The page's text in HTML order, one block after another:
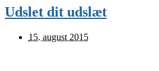
Udslet dit udslæt
15. august 2015